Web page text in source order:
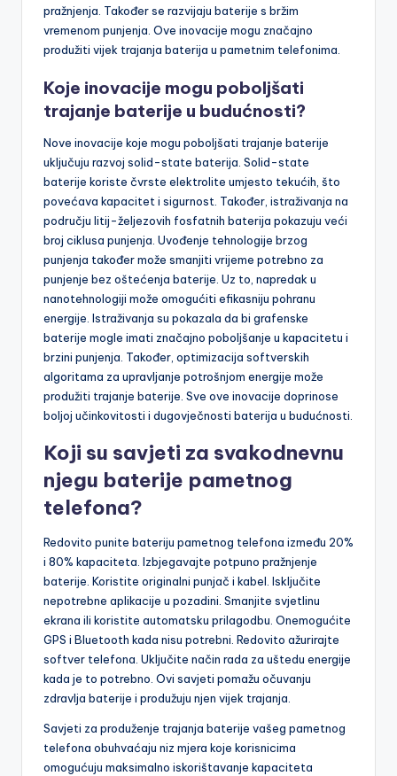
pražnjenja. Također se razvijaju baterije s bržim
vremenom punjenja. Ove inovacije mogu značajno
produžiti vijek trajanja baterija u pametnim telefonima.
Koje inovacije mogu poboljšati
trajanje baterije u budućnosti?
Nove inovacije koje mogu poboljšati trajanje baterije
uključuju razvoj solid-state baterija. Solid-state
baterije koriste čvrste elektrolite umjesto tekućih, što
povećava kapacitet i sigurnost. Također, istraživanja na
području litij-željezovih fosfatnih baterija pokazuju veći
broj ciklusa punjenja. Uvođenje tehnologije brzog
punjenja također može smanjiti vrijeme potrebno za
punjenje bez oštećenja baterije. Uz to, napredak u
nanotehnologiji može omogućiti efikasniju pohranu
energije. Istraživanja su pokazala da bi grafenske
baterije mogle imati značajno poboljšanje u kapacitetu i
brzini punjenja. Također, optimizacija softverskih
algoritama za upravljanje potrošnjom energije može
produžiti trajanje baterije. Sve ove inovacije doprinose
boljoj učinkovitosti i dugovječnosti baterija u budućnosti.
Koji su savjeti za svakodnevnu
njegu baterije pametnog
telefona?
Redovito punite bateriju pametnog telefona između 20%
i 80% kapaciteta. Izbjegavajte potpuno pražnjenje
baterije. Koristite originalni punjač i kabel. Isključite
nepotrebne aplikacije u pozadini. Smanjite svjetlinu
ekrana ili koristite automatsku prilagodbu. Onemogućite
GPS i Bluetooth kada nisu potrebni. Redovito ažurirajte
softver telefona. Uključite način rada za uštedu energije
kada je to potrebno. Ovi savjeti pomažu očuvanju
zdravlja baterije i produžuju njen vijek trajanja.
Savjeti za produženje trajanja baterije vašeg pametnog
telefona obuhvaćaju niz mjera koje korisnicima
omogućuju maksimalno iskorištavanje kapaciteta